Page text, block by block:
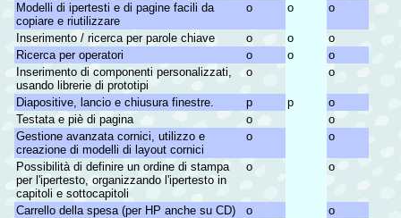
Modelli di ipertesti e di pagine facili da
copiare e riutilizzare
o o o
Inserimento / ricerca per parole chiave o o
o
Ricerca per operatori
o o
o
Inserimento di componenti personalizzati,
usando librerie di prototipi
o o
Diapositive, lancio e chiusura finestre. p p
o
Testata e piè di pagina
o
o
Gestione avanzata cornici, utilizzo e
creazione di modelli di layout cornici
o o
Possibilità di definire un ordine di stampa
per l'ipertesto, organizzando l'ipertesto in
capitoli e sottocapitoli
o o
Carrello della spesa (per HP anche su CD) o
o